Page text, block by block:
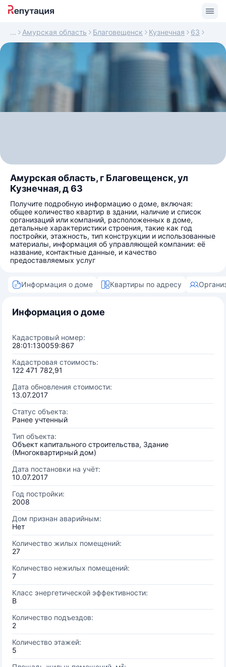
Амурская область Благовещенск Кузнечная 63
Амурская область, г Благовещенск, ул
Кузнечная, д 63
Получите подробную информацию о доме, включая:
общее количество квартир в здании, наличие и список
организаций или компаний, расположенных в доме,
детальные характеристики строения, такие как год
постройки, этажность, тип конструкции и использованные
материалы, информация об управляющей компании: её
название, контактные данные, и качество
предоставляемых услуг
Информация о доме Квартиры по адресу
Информация о доме
Кадастровый номер:
28:01:130059:867
Кадастровая стоимость:
122 471 782,91
Дата обновления стоимости:
13.07.2017
Статус объекта:
Ранее учтенный
Тип объекта:
Объект капитального строительства, Здание
(Многоквартирный дом)
Дата постановки на учёт:
10.07.2017
Год постройки:
2008
Дом признан аварийным:
Нет
Количество жилых помещений:
27
Количество нежилых помещений:
7
Класс энергетической эффективности:
B
Количество подъездов:
2
Количество этажей:
5